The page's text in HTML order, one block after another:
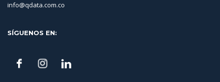
info@qdata.com.co
SÍGUENOS EN: